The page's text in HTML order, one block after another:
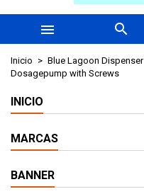
 
Inicio Blue Lagoon Dispenser
Dosagepump with Screws
INICIO
MARCAS
BANNER